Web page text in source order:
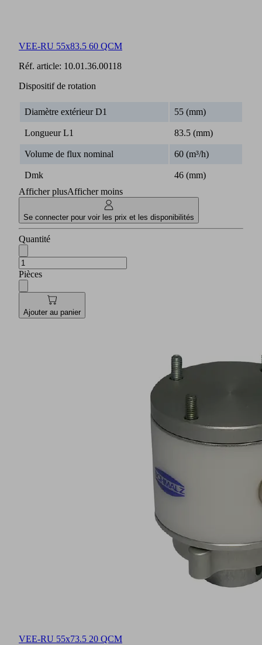
VEE-RU 55x83.5 60 QCM
Réf. article: 10.01.36.00118
Dispositif de rotation
Diamètre extérieur D1 55 (mm)
Longueur L1 83.5 (mm)
Volume de flux nominal 60 (m³/h)
Dmk
46 (mm)
Afficher plusAfficher moins
Se connecter pour voir les prix et les disponibilités
Quantité
Pièces
Ajouter au panier
VEE-RU 55x73.5 20 QCM